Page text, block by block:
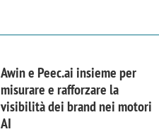
Awin e Peec.ai insieme per
misurare e rafforzare la
visibilità dei brand nei motori
AI